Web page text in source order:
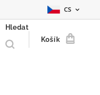
CS
Hledat
Košík